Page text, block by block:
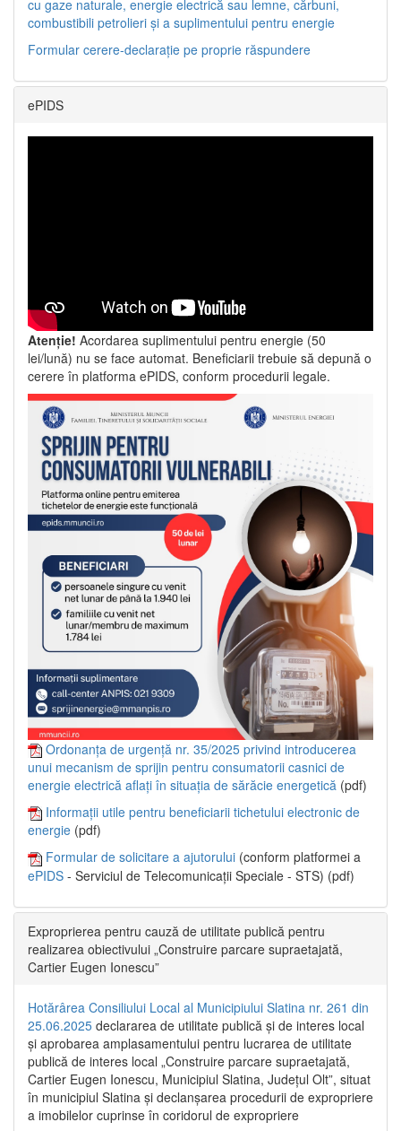
cu gaze naturale, energie electrică sau lemne, cărbuni,
combustibili petrolieri și a suplimentului pentru energie
Formular cerere-declarație pe proprie răspundere
ePIDS
Atenție! Acordarea suplimentului pentru energie (50
lei/lună) nu se face automat. Beneficiarii trebuie să depună o
cerere în platforma ePIDS, conform procedurii legale.
Ordonanța de urgență nr. 35/2025 privind introducerea
unui mecanism de sprijin pentru consumatorii casnici de
energie electrică aflați în situația de sărăcie energetică (pdf)
Informații utile pentru beneficiarii tichetului electronic de
energie (pdf)
Formular de solicitare a ajutorului (conform platformei a
ePIDS - Serviciul de Telecomunicații Speciale - STS) (pdf)
Exproprierea pentru cauză de utilitate publică pentru
realizarea obiectivului „Construire parcare supraetajată,
Cartier Eugen Ionescu”
Hotărârea Consiliului Local al Municipiului Slatina nr. 261 din
25.06.2025 declararea de utilitate publică și de interes local
și aprobarea amplasamentului pentru lucrarea de utilitate
publică de interes local „Construire parcare supraetajată,
Cartier Eugen Ionescu, Municipiul Slatina, Județul Olt”, situat
în municipiul Slatina și declanșarea procedurii de expropriere
a imobilelor cuprinse în coridorul de expropriere